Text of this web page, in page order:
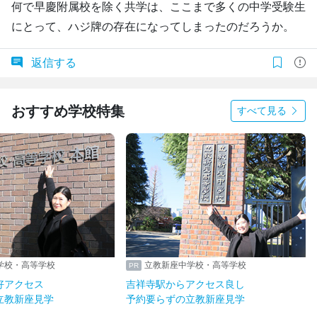
何で早慶附属校を除く共学は、ここまで多くの中学受験生
にとって、ハジ牌の存在になってしまったのだろうか。
返信する
おすすめ学校特集 すべて見る
校・高等学校
アクセス
教新座見学
立教新座中学校・高等学校
吉祥寺駅からアクセス良し
予約要らずの立教新座見学